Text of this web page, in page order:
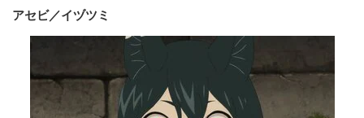
アセビ／イヅツミ